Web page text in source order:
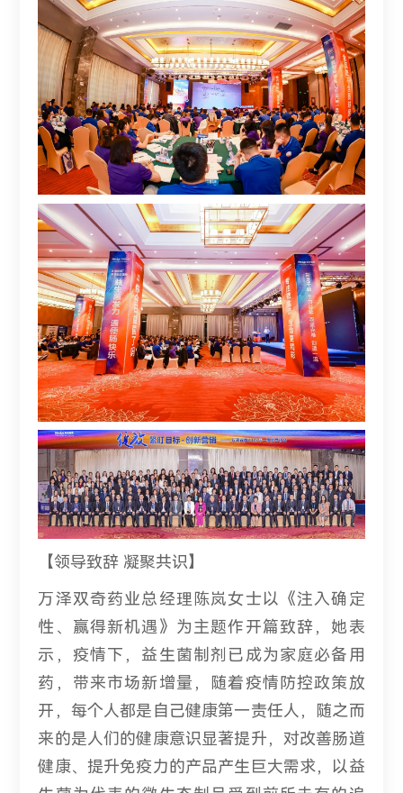
【领导致辞 凝聚共识】
万泽双奇药业总经理陈岚女士以《注入确定
性、赢得新机遇》为主题作开篇致辞，她表
示，疫情下，益生菌制剂已成为家庭必备用
药，带来市场新增量，随着疫情防控政策放
开，每个人都是自己健康第一责任人，随之而
来的是人们的健康意识显著提升，对改善肠道
健康、提升免疫力的产品产生巨大需求，以益